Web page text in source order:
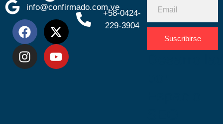
info@confirmado.com.ve
+58-0424-
229-3904
Suscribirse